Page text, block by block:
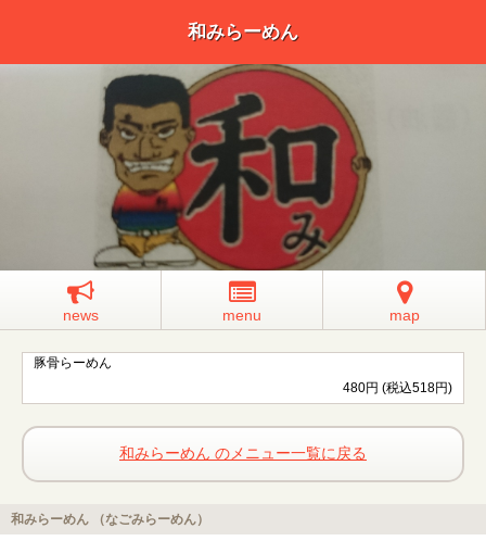
和みらーめん
news menu map
豚骨らーめん
480円 (税込518円)
和みらーめん のメニュー一覧に戻る
和みらーめん （なごみらーめん）